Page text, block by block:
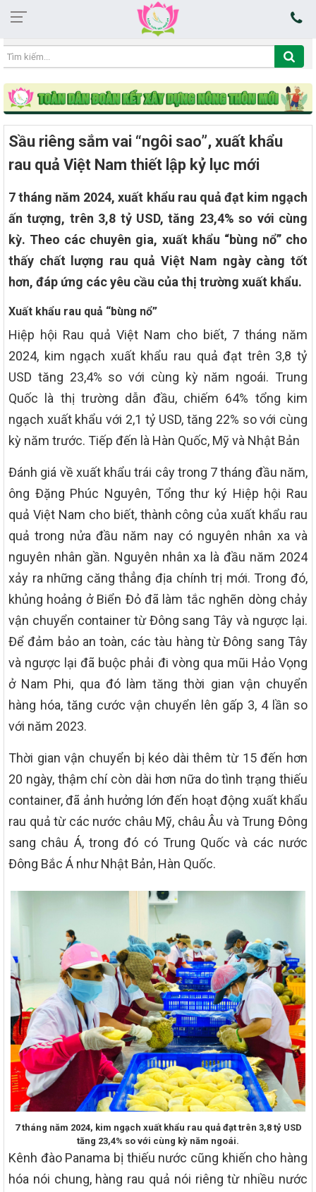
07:56:49 10/08/2026
Sầu riêng sắm vai “ngôi sao”, xuất khẩu
rau quả Việt Nam thiết lập kỷ lục mới
7 tháng năm 2024, xuất khẩu rau quả đạt kim ngạch
ấn tượng, trên 3,8 tỷ USD, tăng 23,4% so với cùng
kỳ. Theo các chuyên gia, xuất khẩu “bùng nổ” cho
thấy chất lượng rau quả Việt Nam ngày càng tốt
hơn, đáp ứng các yêu cầu của thị trường xuất khẩu.
Xuất khẩu rau quả “bùng nổ”
Hiệp hội Rau quả Việt Nam cho biết, 7 tháng năm
2024, kim ngạch xuất khẩu rau quả đạt trên 3,8 tỷ
USD tăng 23,4% so với cùng kỳ năm ngoái. Trung
Quốc là thị trường dẫn đầu, chiếm 64% tổng kim
ngạch xuất khẩu với 2,1 tỷ USD, tăng 22% so với cùng
kỳ năm trước. Tiếp đến là Hàn Quốc, Mỹ và Nhật Bản
Đánh giá về xuất khẩu trái cây trong 7 tháng đầu năm,
ông Đặng Phúc Nguyên, Tổng thư ký Hiệp hội Rau
quả Việt Nam cho biết, thành công của xuất khẩu rau
quả trong nửa đầu năm nay có nguyên nhân xa và
nguyên nhân gần. Nguyên nhân xa là đầu năm 2024
xảy ra những căng thẳng địa chính trị mới. Trong đó,
khủng hoảng ở Biển Đỏ đã làm tắc nghẽn dòng chảy
vận chuyển container từ Đông sang Tây và ngược lại.
Để đảm bảo an toàn, các tàu hàng từ Đông sang Tây
và ngược lại đã buộc phải đi vòng qua mũi Hảo Vọng
ở Nam Phi, qua đó làm tăng thời gian vận chuyển
hàng hóa, tăng cước vận chuyển lên gấp 3, 4 lần so
với năm 2023.
Thời gian vận chuyển bị kéo dài thêm từ 15 đến hơn
20 ngày, thậm chí còn dài hơn nữa do tình trạng thiếu
container, đã ảnh hưởng lớn đến hoạt động xuất khẩu
rau quả từ các nước châu Mỹ, châu Âu và Trung Đông
sang châu Á, trong đó có Trung Quốc và các nước
Đông Bắc Á như Nhật Bản, Hàn Quốc.
7 tháng năm 2024, kim ngạch xuất khẩu rau quả đạt trên 3,8 tỷ USD
tăng 23,4% so với cùng kỳ năm ngoái.
Kênh đào Panama bị thiếu nước cũng khiến cho hàng
hóa nói chung, hàng rau quả nói riêng từ nhiều nước